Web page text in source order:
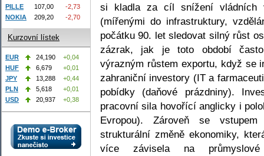
si kladla za cíl snížení vládních
(mířenými do infrastruktury,
počátku 90. let sledovat silný růst
zázrak, jak je toto období
výrazným růstem exportu, když se
zahraniční investory (IT a
pobídky (daňové prázdniny).
pracovní sila hovořící anglicky i
Evropou). Zároveň se
strukturální změně ekonomiky,
více závisela na
PILLE
107,00
-2,73
NOKIA
209,20 -2,70
Kurzovní lístek
EUR 24,190
+0,04
HUF
6,679
+0,01
JPY
13,288
+0,44
PLN
5,618
+0,01
USD
20,937 +0,38